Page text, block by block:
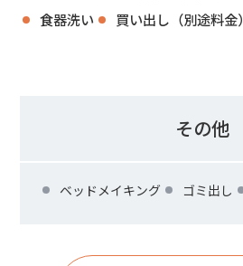
食器洗い
買い出し（別途料金）
その他
ベッドメイキング ゴミ出し